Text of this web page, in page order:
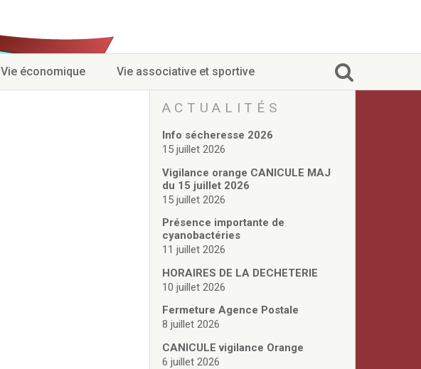
Vie économique Vie associative et sportive
ACTUALITÉS
Info sécheresse 2026
15 juillet 2026
Vigilance orange CANICULE MAJ
du 15 juillet 2026
15 juillet 2026
Présence importante de
cyanobactéries
11 juillet 2026
HORAIRES DE LA DECHETERIE
10 juillet 2026
Fermeture Agence Postale
8 juillet 2026
CANICULE vigilance Orange
6 juillet 2026